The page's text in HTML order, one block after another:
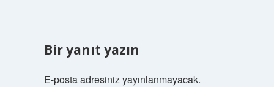
Bir yanıt yazın
E-posta adresiniz yayınlanmayacak.